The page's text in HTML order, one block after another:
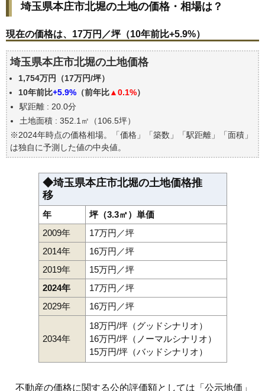
現在の価格は、17万円／坪（10年前比+5.9%）
価格を詳細に分析しよう
埼玉県本庄市北堀の土地の過去の売買事例
公示地価はいくら
エリアの将来性を人口予想から検討しよう
自分の年収でいくらの不動産が買える？
埼玉県本庄市北堀の土地の価格・相場は？
現在の価格は、17万円／坪（10年前比+5.9%）
埼玉県本庄市北堀の土地価格
1,754万円（17万円/坪）
10年前比+5.9% （前年比▲0.1%）
駅距離 : 20.0分
土地面積 : 352.1㎡（106.5坪）
※2024年時点の価格相場。「価格」「築数」「駅距離」「面積」
は独自に予測した値の中央値。
◆埼玉県本庄市北堀の土地価格推
移
年
坪（3.3㎡）単価
2009年
17万円／坪
2014年
16万円／坪
2019年
15万円／坪
2024年
17万円／坪
2029年
16万円／坪
2034年
18万円/坪（グッドシナリオ）
16万円/坪（ノーマルシナリオ）
15万円/坪（バッドシナリオ）
不動産の価格に関する公的評価額としては「公示地価」